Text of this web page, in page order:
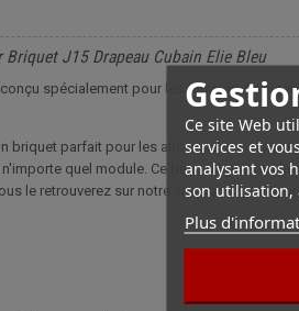
Ce site Web
services et
analysant vos
son utilisation,
Plus
J15 Drapeau Cubain Elie Bleu
spécialement pour les fumeurs de
briquet parfait pour les aficionados
quel module. Ce beau briquet
le retrouverez sur notre site dans de